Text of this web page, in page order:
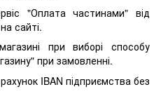
"Оплата частинами" від
сайті.
при виборі способу
при замовленні.
IBAN підприємства без